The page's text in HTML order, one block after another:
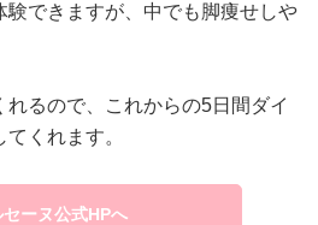
験できますが、中でも脚痩せしや
れるので、これからの5日間ダイ
くれます。
セーヌ公式HPへ